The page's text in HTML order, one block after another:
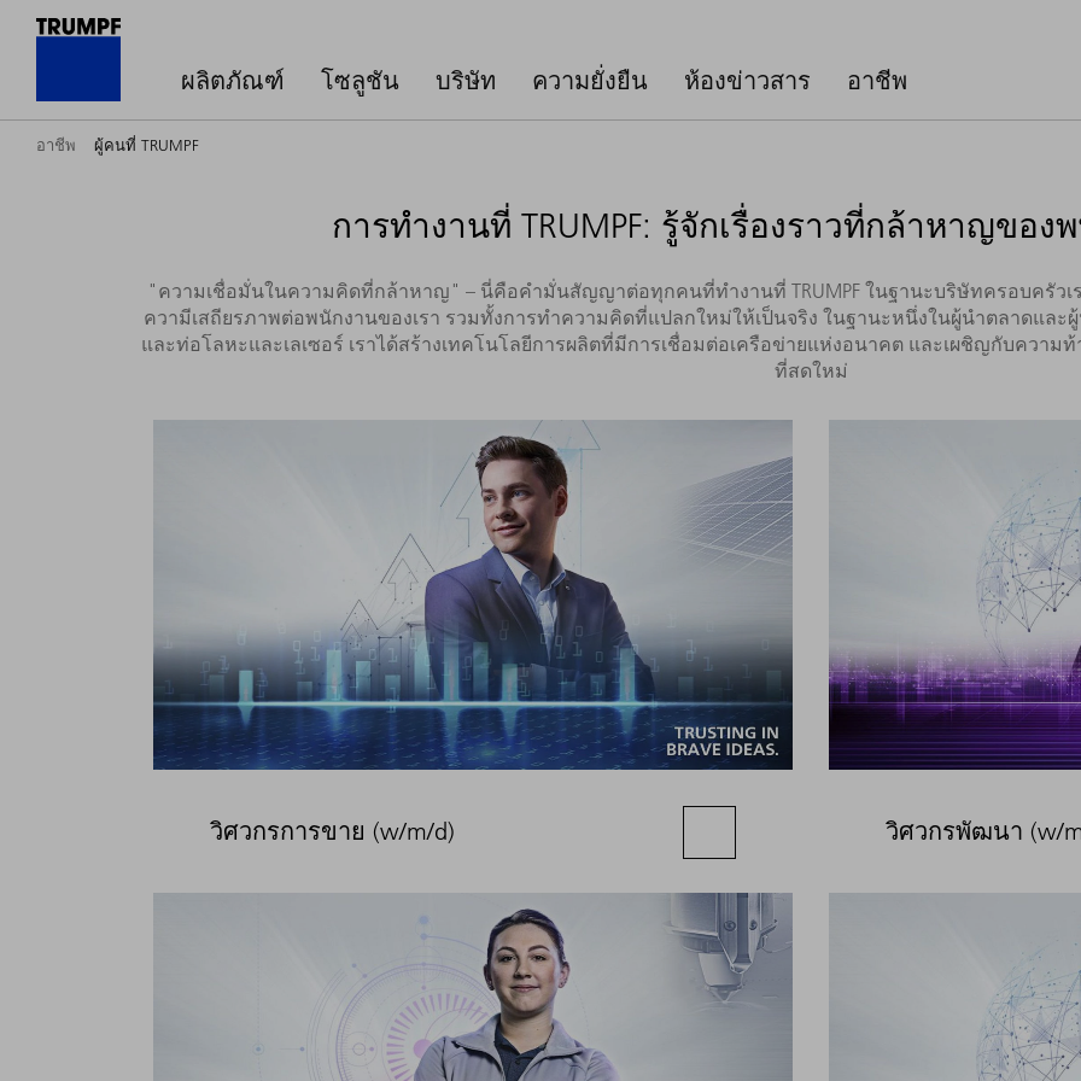
ผลิตภัณฑ์ โซลูชัน บริษัท ความยั่งยืน ห้องข่าวสาร อาชีพ
อาชีพ ผู้คนที่ TRUMPF
การทำงานที่ TRUMPF: รู้จักเรื่องราวที่กล้าหาญของ
"ความเชื่อมั่นในความคิดที่กล้าหาญ" – นี่คือคำมั่นสัญญาต่อทุกคนที่ทำงานที่ TRUMPF ในฐานะบริษัทครอบครัวเร
ความีเสถียรภาพต่อพนักงานของเรา รวมทั้งการทำความคิดที่แปลกใหม่ให้เป็นจริง ในฐานะหนึ่งในผู้นำตลาดและ
และท่อโลหะและเลเซอร์ เราได้สร้างเทคโนโลยีการผลิตที่มีการเชื่อมต่อเครือข่ายแห่งอนาคต และเผชิญกับควา
ที่สดใหม่
วิศวกรการขาย (w/m/d) วิศวกรพัฒนา (w/